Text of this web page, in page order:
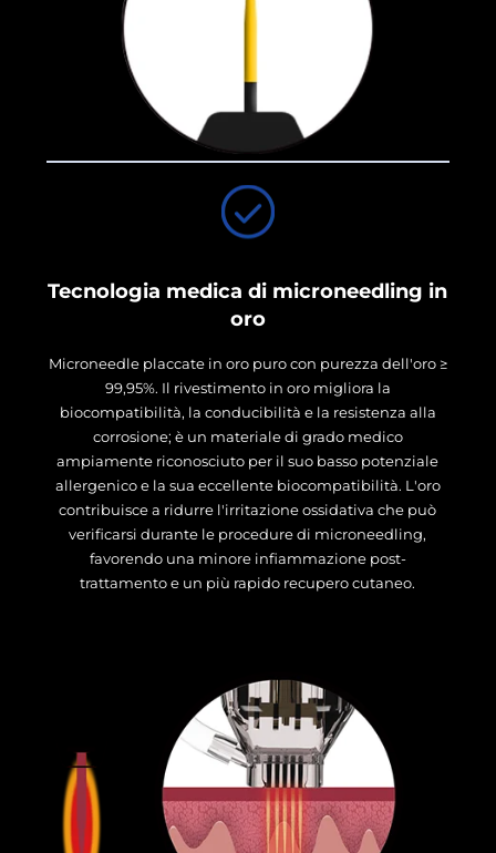
Tecnologia medica di microneedling in
oro
Microneedle placcate in oro puro con purezza dell'oro ≥
99,95%. Il rivestimento in oro migliora la
biocompatibilità, la conducibilità e la resistenza alla
corrosione; è un materiale di grado medico
ampiamente riconosciuto per il suo basso potenziale
allergenico e la sua eccellente biocompatibilità. L'oro
contribuisce a ridurre l'irritazione ossidativa che può
verificarsi durante le procedure di microneedling,
favorendo una minore infiammazione post-
trattamento e un più rapido recupero cutaneo.